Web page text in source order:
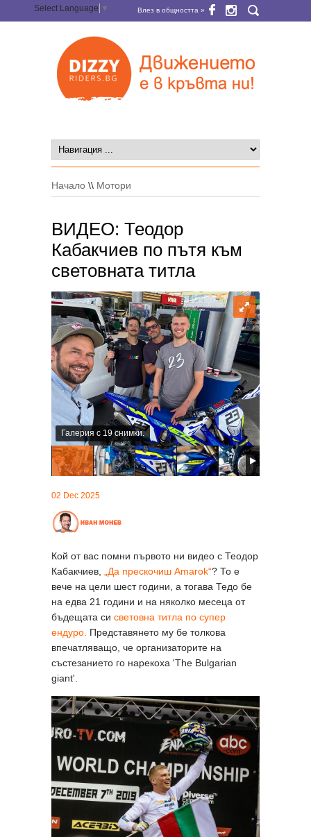
Select Language ▼ Влез в общността »
Начало \\ Мотори
ВИДЕО: Теодор
Кабакчиев по пътя към
световната титла
Галерия с 19 снимки.
02 Dec 2025
Кой от вас помни първото ни видео с Теодор
Кабакчиев,
„Да прескочиш Amarok“? То е
вече на цели шест години, а тогава Тедо бе
на едва 21 години и на няколко месеца от
бъдещата си световна титла по супер
ендуро. Представянето му бе толкова
впечатляващо, че организаторите на
състезанието го нарекоха 'The Bulgarian
giant'.